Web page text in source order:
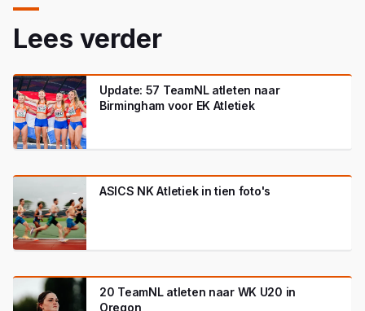
Lees verder
Update: 57 TeamNL atleten naar
Birmingham voor EK Atletiek
ASICS NK Atletiek in tien foto's
20 TeamNL atleten naar WK U20 in
Oregon